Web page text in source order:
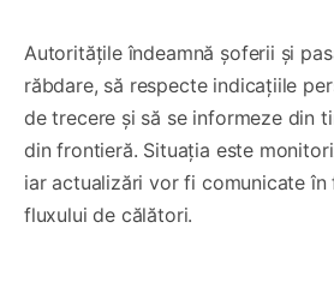
Autoritățile îndeamnă șoferii și
răbdare, să respecte indicațiile
de trecere și să se informeze din
din frontieră. Situația este
iar actualizări vor fi comunicate
fluxului de călători.